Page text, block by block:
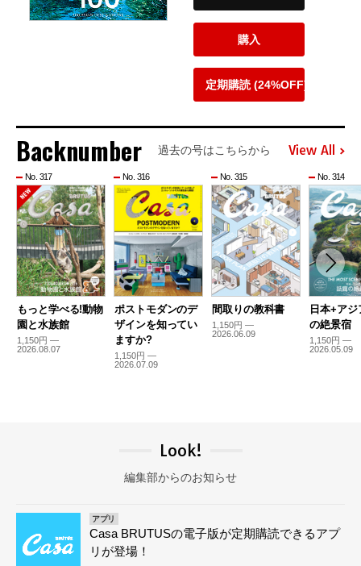
購入
定期購読 (24%OFF)
Backnumber 過去の号はこちらから View All
No. 317
もっと学べる!動物
園と水族館
1,150円 —
2026.08.07
No. 316
ポストモダンのデ
ザインを知ってい
ますか?
1,150円 —
2026.07.09
No. 315
間取りの教科書
1,150円 —
2026.06.09
No. 314
日本+アジ
の絶景宿
1,150円 —
2026.05.09
Look!
編集部からのお知らせ
アプリ
Casa BRUTUSの電子版が定期購読できるアプ
リが登場！